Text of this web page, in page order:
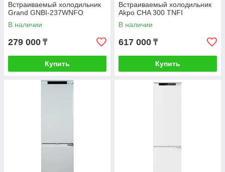
Встраиваемый холодильник
Grand GNBI-237WNFO
В наличии
279 000 ₸
Купить
Встраиваемый холодильник
Akpo CHA 300 TNFI
В наличии
617 000 ₸
Купить